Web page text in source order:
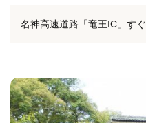
名神高速道路「竜王IC」すぐ